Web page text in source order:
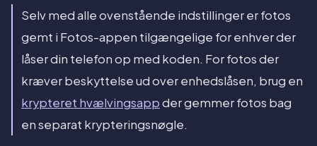
Selv med alle ovenstående indstillinger er fotos
gemt i Fotos-appen tilgængelige for enhver der
låser din telefon op med koden. For fotos der
kræver beskyttelse ud over enhedslåsen, brug en
krypteret hvælvingsappder gemmer fotos bag
en separat krypteringsnøgle.